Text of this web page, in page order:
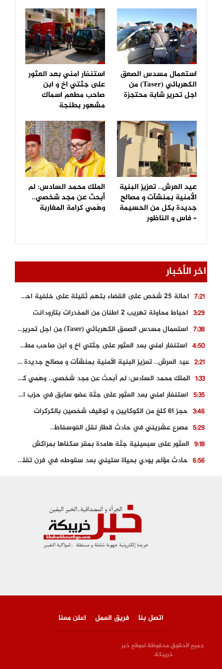
استعمال مسدس الصعق
الكهربائي (Taser) من
اجل تحرير شابة محتجزة
استنفار امني بعد العثور
على جثتي اخ و ابن
صاحب مطعم اسماك
مشهور بطنجة
عيد العرش.. تعزيز البنية
الأمنية بمنشآت و مصالح
جديدة بكل من الحسيمة
– فاس و الناظور
الملك محمد السادس: لم
أبحث عن مجد شخصي..
وهَمي كرامة المغاربة
اخر الأخبار
7:21
احالة 25 شخص على القضاء بتهم ثقيلة على خلفية احداث المناطق الشمالية
3:29 احباط محاولة تهريب 2 اطنان من المخدرات بتارودانت
7:38
استعمال مسدس الصعق الكهربائي (Taser) من اجل تحرير شابة محتجزة
4:50
استنفار امني بعد العثور على جثتي اخ و ابن صاحب مطعم اسماك مشهور بطنجة
2:21
عيد العرش.. تعزيز البنية الأمنية بمنشآت و مصالح جديدة بكل من الحسيمة – فاس و الناظور
1:33
الملك محمد السادس: لم أبحث عن مجد شخصي.. وهَمي كرامة المغاربة
5:35
استنفار امني بعد العثور على جثة عضو سابق في حزب المصباح بالقنيطرة..
3:46 حجز 61 كلغ من الكوكايين و توقيف شخصين بالكركرات
5:29 مصرع عشريني في حادث قطار نقل الفوسفاط..
9:18 العثور على سبعينية جثة هامدة بمقر سكناها بمراكش
6:56
حادث مؤلم يودي بحياة ستيني بعد سقوطه في فرن تقليدي “للجير”
اتصل بنا فريق العمل اعلن معنا
جميع الحقوق محفوظة لموقع خبر
خريبكة.